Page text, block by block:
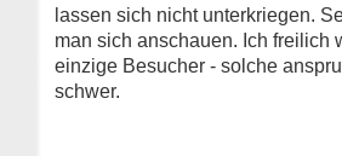
lassen sich nicht unterkriegen.
man sich anschauen. Ich freilich
einzige Besucher - solche
schwer.